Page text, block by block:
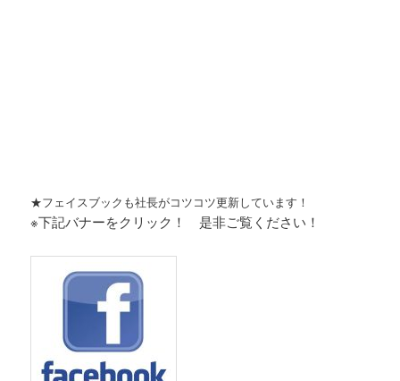
★フェイスブックも社長がコツコツ更新しています！
※下記バナーをクリック！ 是非ご覧ください！